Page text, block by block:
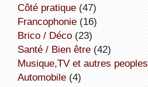
côté pratique(47)
Francophonie(16)
Brico / Déco(23)
Santé / Bien être(42)
Musique,TV et autres peoples
Automobile(4)